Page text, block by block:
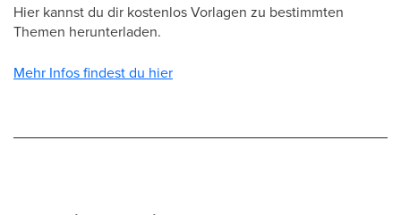
Hier kannst du dir kostenlos Vorlagen zu bestimmten
Themen herunterladen.
Mehr Infos findest du hier